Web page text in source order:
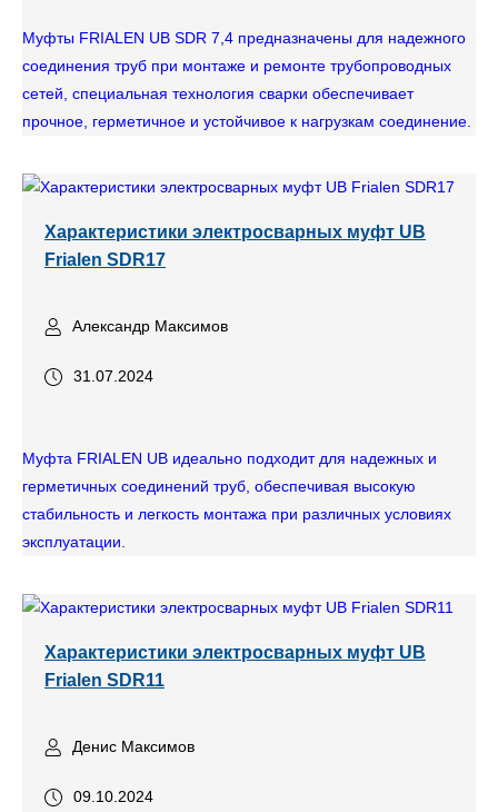
Муфты FRIALEN UB SDR 7,4 предназначены для надежного
соединения труб при монтаже и ремонте трубопроводных
сетей, специальная технология сварки обеспечивает
прочное, герметичное и устойчивое к нагрузкам соединение.
Характеристики электросварных муфт UB
Frialen SDR17
Александр Максимов
31.07.2024
Муфта FRIALEN UB идеально подходит для надежных и
герметичных соединений труб, обеспечивая высокую
стабильность и легкость монтажа при различных условиях
эксплуатации.
Характеристики электросварных муфт UB
Frialen SDR11
Денис Максимов
09.10.2024